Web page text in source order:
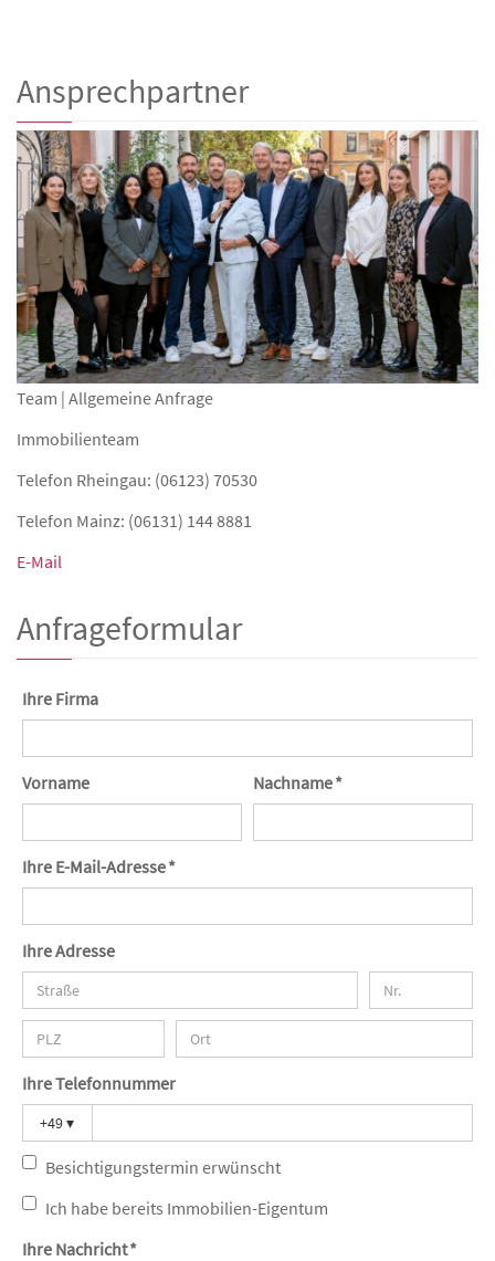
Ansprechpartner
Team | Allgemeine Anfrage
Immobilienteam
Telefon Rheingau: (06123) 70530
Telefon Mainz: (06131) 144 8881
E-Mail
Anfrageformular
Ihre Firma
Vorname Nachname *
Ihre E-Mail-Adresse *
Ihre Adresse
Ihre Telefonnummer
+49▾
Besichtigungstermin erwünscht
Ich habe bereits Immobilien-Eigentum
Ihre Nachricht *